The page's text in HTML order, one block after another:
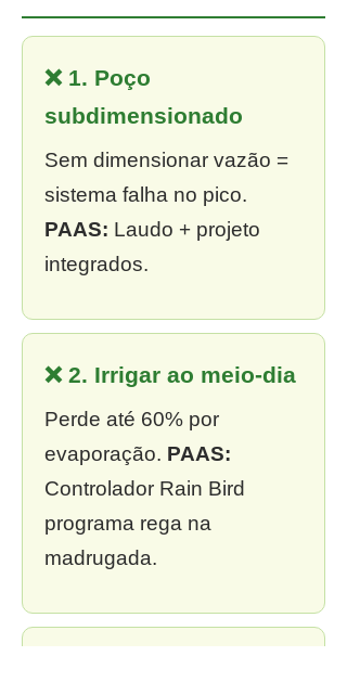
❌ 1. Poço
subdimensionado
Sem dimensionar vazão =
sistema falha no pico.
PAAS: Laudo + projeto
integrados.
❌ 2. Irrigar ao meio-dia
Perde até 60% por
evaporação. PAAS:
Controlador Rain Bird
programa rega na
madrugada.